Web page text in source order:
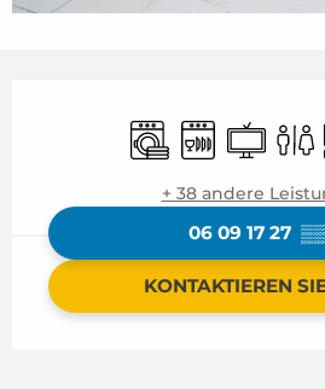
Waschmaschine
+ 38 andere
06 09 17 27
KONTAKTIEREN